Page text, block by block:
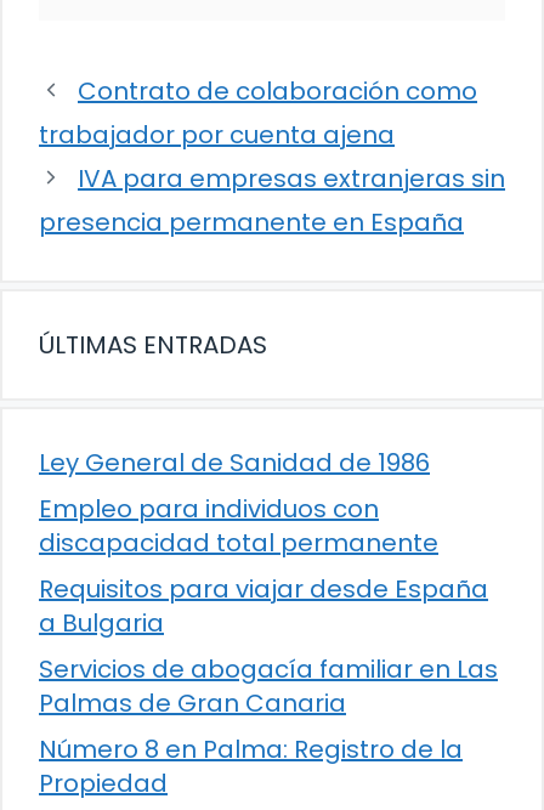
Contrato de colaboración como
trabajador por cuenta ajena
IVA para empresas extranjeras sin
presencia permanente en España
ÚLTIMAS ENTRADAS
Ley General de Sanidad de 1986
Empleo para individuos con
discapacidad total permanente
Requisitos para viajar desde España
a Bulgaria
Servicios de abogacía familiar en Las
Palmas de Gran Canaria
Número 8 en Palma: Registro de la
Propiedad